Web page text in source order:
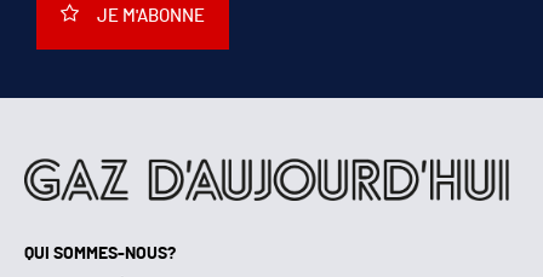
QUI SOMMES-NOUS?
JE M'ABONNE